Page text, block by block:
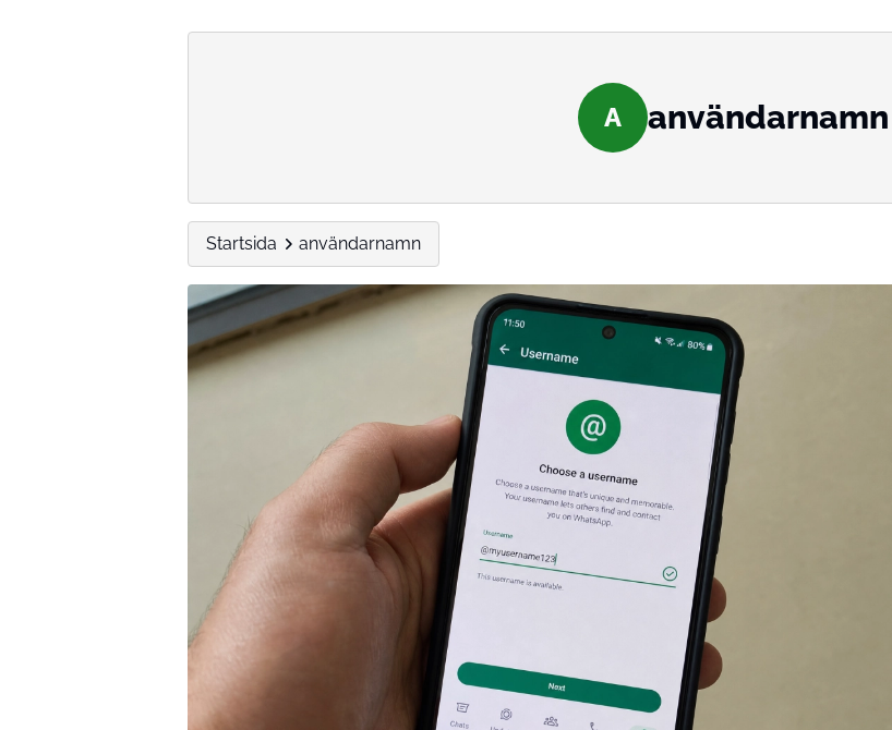
A användarnamn
Startsida användarnamn